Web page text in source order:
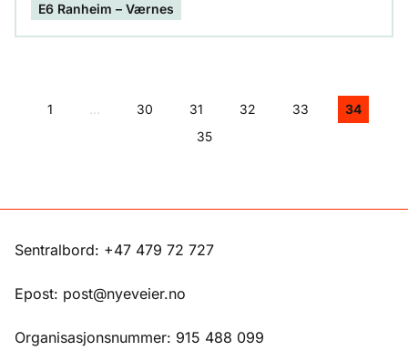
om å bygge denne strekningen vil bli lyst ut
i løpet av høsten 2023. Målet er å åpne
E6 Ranheim – Værnes
1 30 31 32 33
34
35
Sentralbord: +47 479 72 727
Epost: post@nyeveier.no
Organisasjonsnummer: 915 488 099